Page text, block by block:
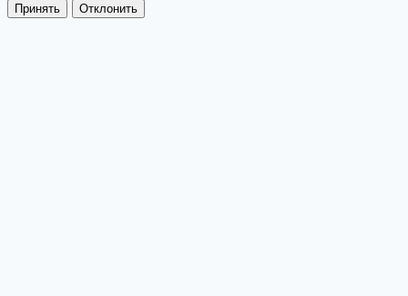
Принять Отклонить